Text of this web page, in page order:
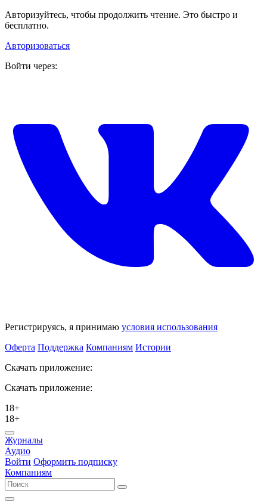
Авторизуйтесь, чтобы продолжить чтение. Это быстро и
бесплатно.
Авторизоваться
Войти через:
Регистрируясь, я принимаю условия использования
Оферта Поддержка Компаниям Истории
Скачать приложение:
Скачать приложение:
18+
18+
Журналы
Аудио
Войти Оформить подписку
Компаниям